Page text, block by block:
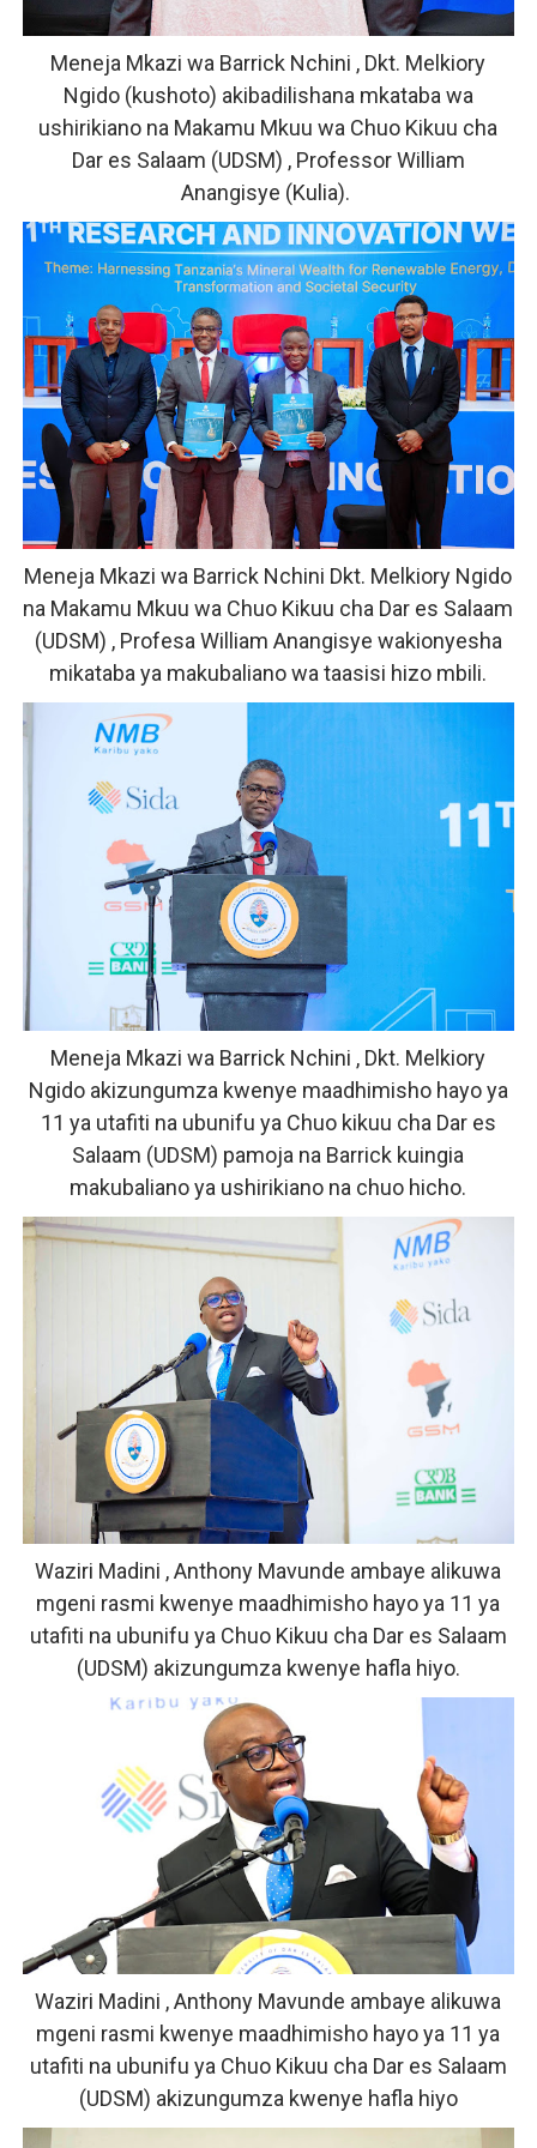
Meneja Mkazi wa Barrick Nchini , Dkt. Melkiory
Ngido (kushoto) akibadilishana mkataba wa
ushirikiano na Makamu Mkuu wa Chuo Kikuu cha
Dar es Salaam (UDSM) , Professor William
Anangisye (Kulia).
Meneja Mkazi wa Barrick Nchini Dkt. Melkiory Ngido
na Makamu Mkuu wa Chuo Kikuu cha Dar es Salaam
(UDSM) , Profesa William Anangisye wakionyesha
mikataba ya makubaliano wa taasisi hizo mbili.
Meneja Mkazi wa Barrick Nchini , Dkt. Melkiory
Ngido akizungumza kwenye maadhimisho hayo ya
11 ya utafiti na ubunifu ya Chuo kikuu cha Dar es
Salaam (UDSM) pamoja na Barrick kuingia
makubaliano ya ushirikiano na chuo hicho.
Waziri Madini , Anthony Mavunde ambaye alikuwa
mgeni rasmi kwenye maadhimisho hayo ya 11 ya
utafiti na ubunifu ya Chuo Kikuu cha Dar es Salaam
(UDSM) akizungumza kwenye hafla hiyo.
Waziri Madini , Anthony Mavunde ambaye alikuwa
mgeni rasmi kwenye maadhimisho hayo ya 11 ya
utafiti na ubunifu ya Chuo Kikuu cha Dar es Salaam
(UDSM) akizungumza kwenye hafla hiyo